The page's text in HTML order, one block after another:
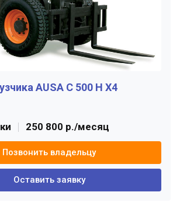
AUSA C 500 H X4
250 800 р./месяц
Позвонить владельцу
Оставить заявку